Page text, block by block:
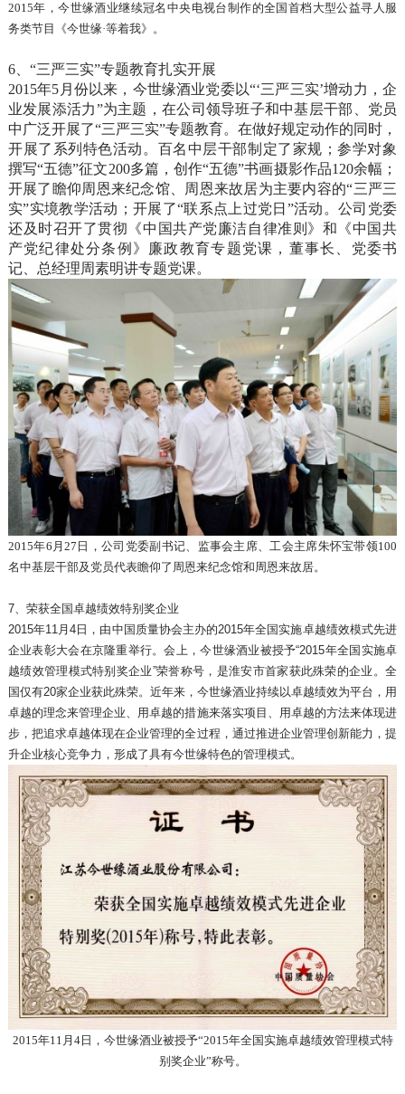
2015年，今世缘酒业继续冠名中央电视台制作的全国首档大型公益寻人服
务类节目《今世缘·等着我》。
6、“三严三实”专题教育扎实开展
2015年5月份以来，今世缘酒业党委以“‘三严三实’增动力，企
业发展添活力”为主题，在公司领导班子和中基层干部、党员
中广泛开展了“三严三实”专题教育。在做好规定动作的同时，
开展了系列特色活动。百名中层干部制定了家规；参学对象
撰写“五德”征文200多篇，创作“五德”书画摄影作品120余幅；
开展了瞻仰周恩来纪念馆、周恩来故居为主要内容的“三严三
实”实境教学活动；开展了“联系点上过党日”活动。公司党委
还及时召开了贯彻《中国共产党廉洁自律准则》和《中国共
产党纪律处分条例》廉政教育专题党课，董事长、党委书
记、总经理周素明讲专题党课。
2015年6月27日，公司党委副书记、监事会主席、工会主席朱怀宝带领100
名中基层干部及党员代表瞻仰了周恩来纪念馆和周恩来故居。
7、荣获全国卓越绩效特别奖企业
2015年11月4日，由中国质量协会主办的2015年全国实施卓越绩效模式先进
企业表彰大会在京隆重举行。会上，今世缘酒业被授予“2015年全国实施卓
越绩效管理模式特别奖企业”荣誉称号，是淮安市首家获此殊荣的企业。全
国仅有20家企业获此殊荣。近年来，今世缘酒业持续以卓越绩效为平台，用
卓越的理念来管理企业、用卓越的措施来落实项目、用卓越的方法来体现进
步，把追求卓越体现在企业管理的全过程，通过推进企业管理创新能力，提
升企业核心竞争力，形成了具有今世缘特色的管理模式。
2015年11月4日，今世缘酒业被授予“2015年全国实施卓越绩效管理模式特
别奖企业”称号。